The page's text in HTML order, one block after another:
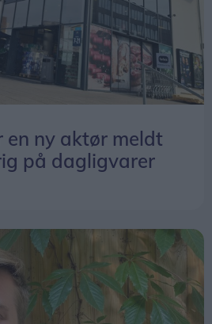
en ny aktør meldt
på dagligvarer